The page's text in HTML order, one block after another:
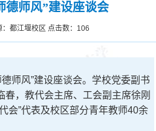
德师风”建设座谈会
都江堰校区 点击数： 106
师风”建设座谈会。学校党委副书
，教代会主席、工会副主席徐刚
会”代表及校区部分青年教师40余